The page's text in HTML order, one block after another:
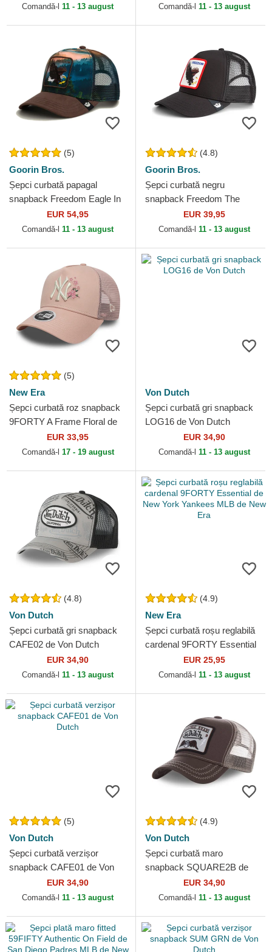
Comandă-l 11 - 13 august Comandă-l 11 - 13 august
(5)
Goorin Bros.
Șepci curbată papagal
snapback Freedom Eagle In
The Element The Farm
Goorin Bros.
EUR 54,95
Comandă-l 11 - 13 august
(4.8)
Goorin Bros.
Șepci curbată negru
snapback Freedom The
Farm Goorin Bros.
EUR 39,95
Comandă-l 11 - 13 august
(5)
New Era
Șepci curbată roz snapback
9FORTY A Frame Floral de
New York Yankees MLB de
New Era
EUR 33,95
Comandă-l 17 - 19 august
Von Dutch
Șepci curbată gri snapback
LOG16 de Von Dutch
EUR 34,90
Comandă-l 11 - 13 august
(4.8)
Von Dutch
Șepci curbată gri snapback
CAFE02 de Von Dutch
EUR 34,90
Comandă-l 11 - 13 august
(4.9)
New Era
Șepci curbată roșu reglabilă
cardenal 9FORTY Essential
de New York Yankees MLB
de New Era
EUR 25,95
Comandă-l 11 - 13 august
(5)
Von Dutch
Șepci curbată verzișor
snapback CAFE01 de Von
EUR 34,90
Comandă-l 11 - 13 august
(4.9)
Von Dutch
Șepci curbată maro
snapback SQUARE2B de
Von DutchEUR 34,90
Comandă-l 11 - 13 august